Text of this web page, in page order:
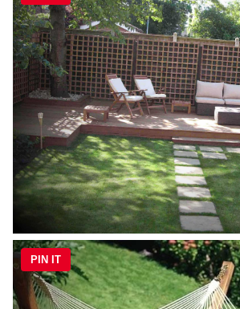
PIN IT